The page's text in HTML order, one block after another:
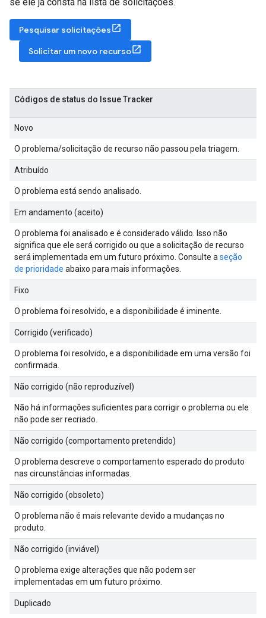
Pesquisar solicitações
Solicitar um novo recurso
Códigos de status do Issue Tracker
Novo
O problema/solicitação de recurso não passou pela triagem.
Atribuído
O problema está sendo analisado.
Em andamento (aceito)
O problema foi analisado e é considerado válido. Isso não
significa que ele será corrigido ou que a solicitação de recurso
será implementada em um futuro próximo. Consulte a seção
de prioridade abaixo para mais informações.
Fixo
O problema foi resolvido, e a disponibilidade é iminente.
Corrigido (verificado)
O problema foi resolvido, e a disponibilidade em uma versão foi
confirmada.
Não corrigido (não reproduzível)
Não há informações suficientes para corrigir o problema ou ele
não pode ser recriado.
Não corrigido (comportamento pretendido)
O problema descreve o comportamento esperado do produto
nas circunstâncias informadas.
Não corrigido (obsoleto)
O problema não é mais relevante devido a mudanças no
produto.
Não corrigido (inviável)
O problema exige alterações que não podem ser
implementadas em um futuro próximo.
Duplicado